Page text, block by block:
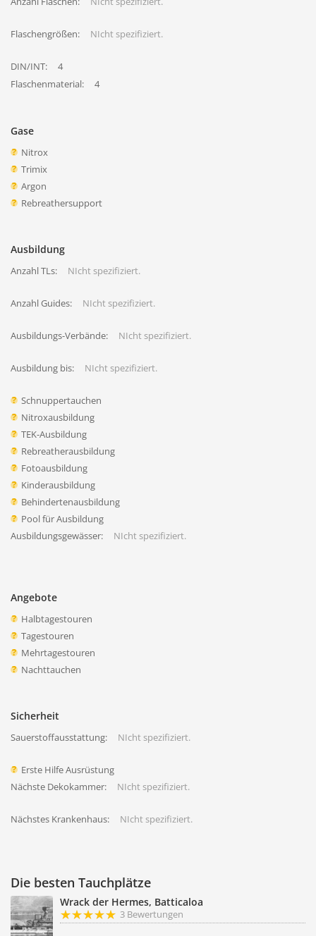
Flaschengrößen: NIcht spezifiziert.
DIN/INT:
4
Flaschenmaterial:
4
Gase
Nitrox
Trimix
Argon
Rebreathersupport
Ausbildung
Anzahl TLs: NIcht spezifiziert.
Anzahl Guides: NIcht spezifiziert.
Ausbildungs-Verbände: NIcht spezifiziert.
Ausbildung bis: NIcht spezifiziert.
Schnuppertauchen
Nitroxausbildung
TEK-Ausbildung
Rebreatherausbildung
Fotoausbildung
Kinderausbildung
Behindertenausbildung
Pool für Ausbildung
Ausbildungsgewässer:
NIcht spezifiziert.
Angebote
Halbtagestouren
Tagestouren
Mehrtagestouren
Nachttauchen
Sicherheit
Sauerstoffausstattung: NIcht spezifiziert.
Erste Hilfe Ausrüstung
Nächste Dekokammer:
NIcht spezifiziert.
Nächstes Krankenhaus: NIcht spezifiziert.
Die besten Tauchplätze
Wrack der Hermes, Batticaloa
3 Bewertungen